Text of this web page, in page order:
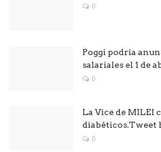
0
Poggi podría
salariales el 1 de
0
La Vice de MILEI
diabéticos.Tweet
0